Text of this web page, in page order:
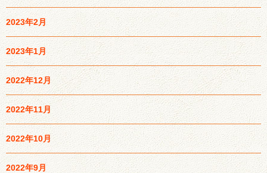
2023年2月
2023年1月
2022年12月
2022年11月
2022年10月
2022年9月